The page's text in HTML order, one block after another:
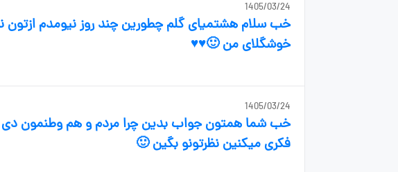
1405/03/24
خب سلام هشتمیای گلم چطورین چند روز نیومدم
خوشگلای من 🙂♥️♥️
1405/03/24
خب شما همتون جواب بدین چرا مردم و هم وطنمون دی
فکری میکنین نظرتونو بگین 🙂